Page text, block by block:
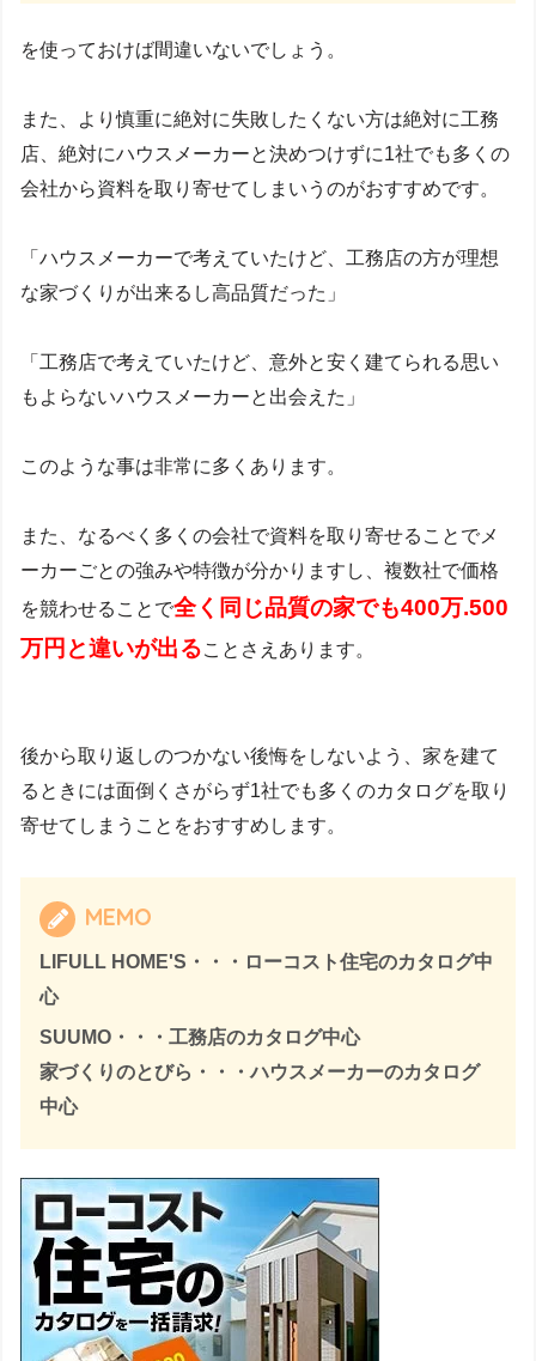
を使っておけば間違いないでしょう。
また、より慎重に絶対に失敗したくない方は絶対に工務
店、絶対にハウスメーカーと決めつけずに1社でも多くの
会社から資料を取り寄せてしまいうのがおすすめです。
「ハウスメーカーで考えていたけど、工務店の方が理想
な家づくりが出来るし高品質だった」
「工務店で考えていたけど、意外と安く建てられる思い
もよらないハウスメーカーと出会えた」
このような事は非常に多くあります。
また、なるべく多くの会社で資料を取り寄せることでメ
ーカーごとの強みや特徴が分かりますし、複数社で価格
を競わせることで全く同じ品質の家でも400万.500
万円と違いが出ることさえあります。
後から取り返しのつかない後悔をしないよう、家を建て
るときには面倒くさがらず1社でも多くのカタログを取り
寄せてしまうことをおすすめします。
MEMO
LIFULL HOME'S・・・ローコスト住宅のカタログ中
心
SUUMO・・・工務店のカタログ中心
家づくりのとびら・・・ハウスメーカーのカタログ
中心